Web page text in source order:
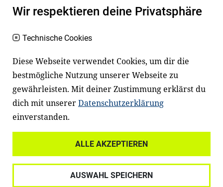
haben aber große Schwierigkeiten dabei.
an Familien sowie an Erzieher*innen,
Lehrer*innen und andere
Fachexpert*innen. Dafür arbeiten wir eng
mit Ministerien, wissenschaftlichen
Einrichtungen, Verbänden, Unternehmen
und anderen Stiftungen zusammen.
Datenschutz
Wir respektieren deine Privatsphäre
Technische Cookies
Diese Webseite verwendet Cookies, um dir die
bestmögliche Nutzung unserer Webseite zu
gewährleisten. Mit deiner Zustimmung erklärst du
dich mit unsererDatenschutzerklärung
einverstanden.
ALLE AKZEPTIEREN
AUSWAHL SPEICHERN